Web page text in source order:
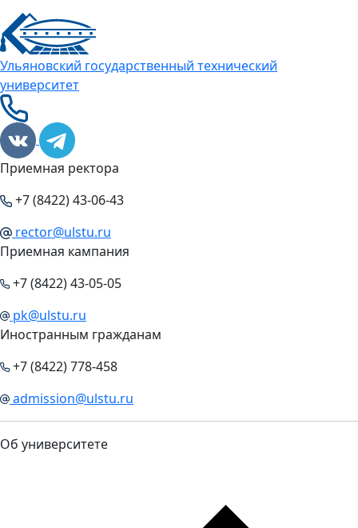
Ульяновский государственный технический
университет
Приемная ректора
+7 (8422) 43-06-43
rector@ulstu.ru
Приемная кампания
+7 (8422) 43-05-05
pk@ulstu.ru
Иностранным гражданам
+7 (8422) 778-458
admission@ulstu.ru
Об университете